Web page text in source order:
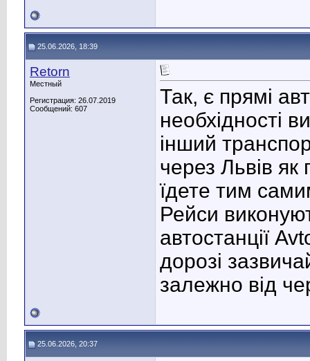
25.06.2026, 18:39
Retorn
Местный
Регистрация: 26.07.2019
Сообщений: 607
Так, є прямі
необхідності
інший
через Львів як
їдете тим
Рейси
автостанції
дорозі
залежно від
25.06.2026, 20:37